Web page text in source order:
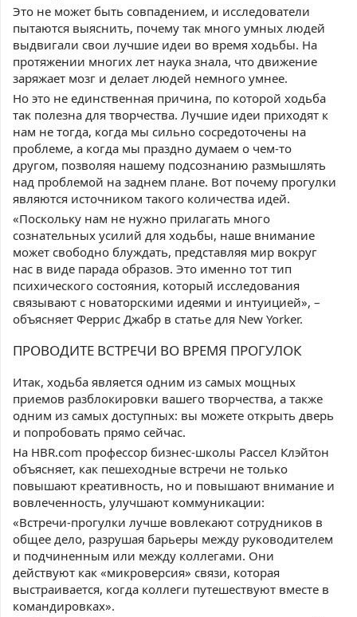
Это не может быть совпадением, и исследователи
пытаются выяснить, почему так много умных людей
выдвигали свои лучшие идеи во время ходьбы. На
протяжении многих лет наука знала, что движение
заряжает мозг и делает людей немного умнее.
Но это не единственная причина, по которой ходьба
так полезна для творчества. Лучшие идеи приходят к
нам не тогда, когда мы сильно сосредоточены на
проблеме, а когда мы праздно думаем о чем-то
другом, позволяя нашему подсознанию размышлять
над проблемой на заднем плане. Вот почему прогулки
являются источником такого количества идей.
«Поскольку нам не нужно прилагать много
сознательных усилий для ходьбы, наше внимание
может свободно блуждать, представляя мир вокруг
нас в виде парада образов. Это именно тот тип
психического состояния, который исследования
связывают с новаторскими идеями и интуицией», –
объясняет Феррис Джабр в статье для New Yorker.
ПРОВОДИТЕ ВСТРЕЧИ ВО ВРЕМЯ ПРОГУЛОК
Итак, ходьба является одним из самых мощных
приемов разблокировки вашего творчества, а также
одним из самых доступных: вы можете открыть дверь
и попробовать прямо сейчас.
На HBR.com профессор бизнес-школы Рассел Клэйтон
объясняет, как пешеходные встречи не только
повышают креативность, но и повышают внимание и
вовлеченность, улучшают коммуникации:
«Встречи-прогулки лучше вовлекают сотрудников в
общее дело, разрушая барьеры между руководителем
и подчиненным или между коллегами. Они
действуют как «микроверсия» связи, которая
выстраивается, когда коллеги путешествуют вместе в
командировках».